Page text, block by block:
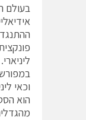
בעולם
הוא